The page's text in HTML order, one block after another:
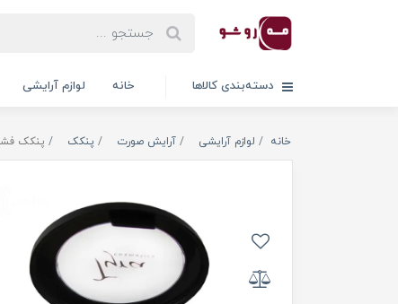
دسته‌بندی کالاها خانه لوازم آرایشی
خانه لوازم آرایشی آرایش صورت پنکک پنکک